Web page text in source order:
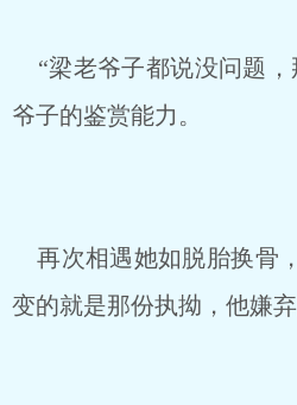
“梁老爷子都说没问题，
爷子的鉴赏能力。
再次相遇她如脱胎换骨
变的就是那份执拗，他嫌弃